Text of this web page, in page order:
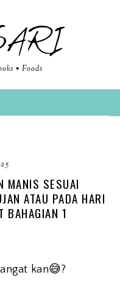
• Foods
MANIS SESUAI
ATAU PADA HARI
BAHAGIAN 1
kan😅?